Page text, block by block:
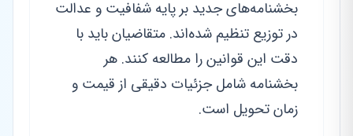
بخشنامه‌های جدید بر پایه شفافیت و عدالت
در توزیع تنظیم شده‌اند. متقاضیان باید با
دقت این قوانین را مطالعه کنند. هر
بخشنامه شامل جزئیات دقیقی از قیمت و
زمان تحویل است.